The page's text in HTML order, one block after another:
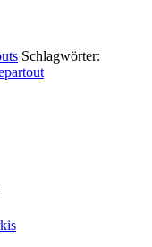
Schlagwörter: